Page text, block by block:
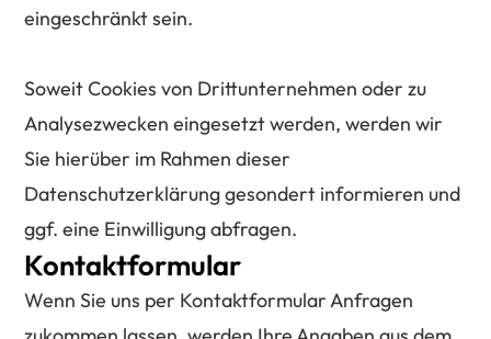
eingeschränkt sein.
Soweit Cookies von Drittunternehmen oder zu
Analysezwecken eingesetzt werden, werden wir
Sie hierüber im Rahmen dieser
Datenschutzerklärung gesondert informieren und
ggf. eine Einwilligung abfragen.
Kontaktformular
Wenn Sie uns per Kontaktformular Anfragen